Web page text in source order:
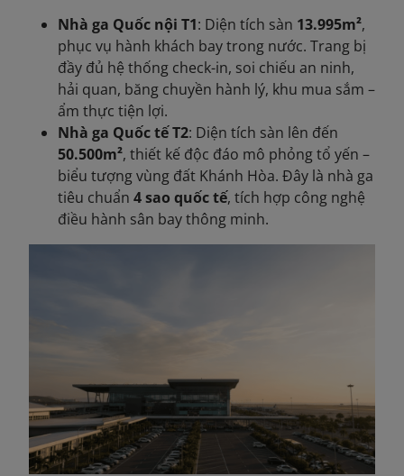
Nhà ga Quốc nội T1: Diện tích sàn 13.995m²,
phục vụ hành khách bay trong nước. Trang bị
đầy đủ hệ thống check-in, soi chiếu an ninh,
hải quan, băng chuyền hành lý, khu mua sắm –
ẩm thực tiện lợi.
Nhà ga Quốc tế T2: Diện tích sàn lên đến
50.500m², thiết kế độc đáo mô phỏng tổ yến –
biểu tượng vùng đất Khánh Hòa. Đây là nhà ga
tiêu chuẩn 4 sao quốc tế, tích hợp công nghệ
điều hành sân bay thông minh.